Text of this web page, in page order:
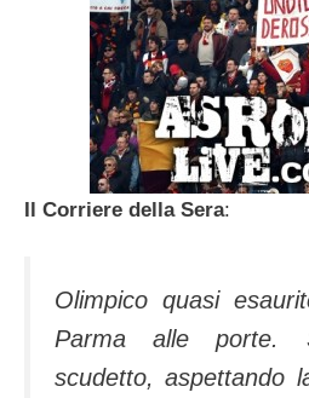
Il Corriere della Sera:
Olimpico quasi
Parma alle porte.
scudetto, aspettando